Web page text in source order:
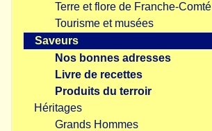
Terre et flore de Franche-Comté
Tourisme et musées
Saveurs
Nos bonnes adresses
Livre de recettes
Produits du terroir
Héritages
Grands Hommes